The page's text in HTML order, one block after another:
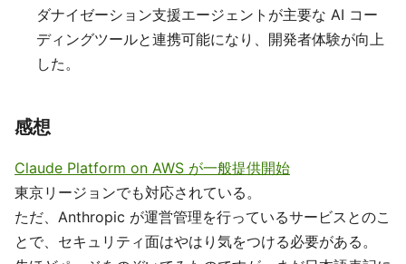
ダナイゼーション支援エージェントが主要な AI コー
ディングツールと連携可能になり、開発者体験が向上
した。
感想
Claude Platform on AWS が一般提供開始
東京リージョンでも対応されている。
ただ、Anthropic が運営管理を行っているサービスとのこ
とで、セキュリティ面はやはり気をつける必要がある。